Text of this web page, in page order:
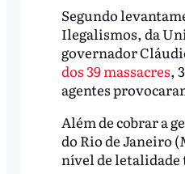
Segundo
Ilegalismos, da
governador
dos 39 massacres,
agentes
Além de cobrar a
do Rio de Janeiro
nível de letalidade